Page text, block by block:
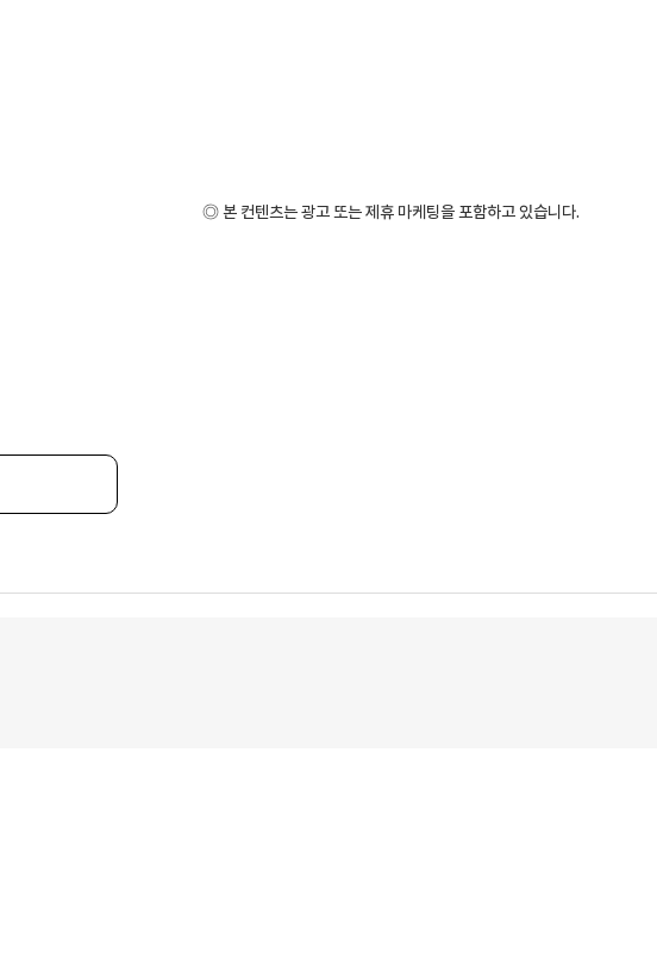
◎ 본 컨텐츠는 광고 또는 제휴 마케팅을 포함하고 있습니다.